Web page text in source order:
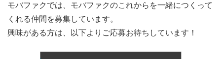
モバファクでは、モバファクのこれからを一緒につくって
くれる仲間を募集しています。
興味がある方は、以下よりご応募お待ちしています！